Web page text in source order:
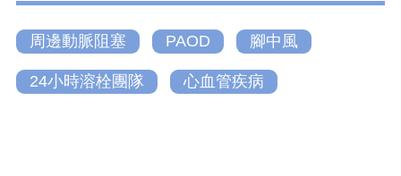
周邊動脈阻塞 PAOD 腳中風
24小時溶栓團隊 心血管疾病